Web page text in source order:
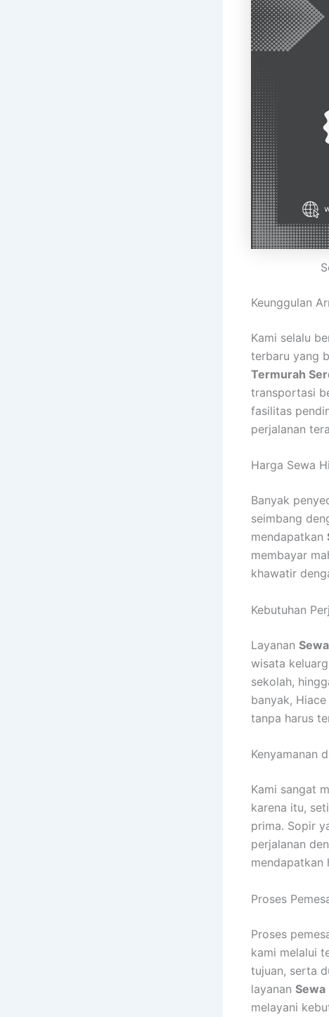
Keunggulan
Kami selalu
terbaru yang
Termurah
transportasi
fasilitas
perjalanan
Harga Sewa
Banyak
seimbang
mendapatkan
membayar
khawatir
Kebutuhan
Layanan
wisata
sekolah,
banyak,
tanpa harus
Kenyamanan
Kami sangat
karena itu,
prima. Sopir
perjalanan
mendapatkan
Proses
Proses
kami melalui
tujuan, serta
layanan Sewa
melayani